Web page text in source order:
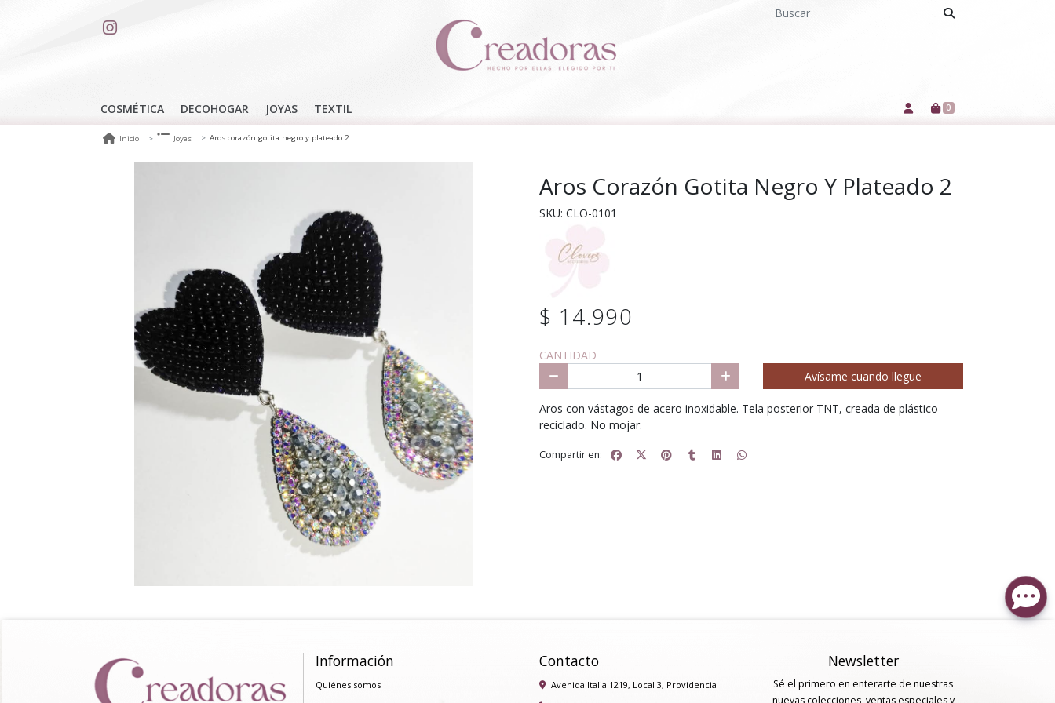
COSMÉTICA DECOHOGAR JOYAS TEXTIL 0
Inicio Joyas Aros corazón gotita negro y plateado 2
Aros Corazón Gotita Negro Y Plateado 2
SKU: CLO-0101
$ 14.990
CANTIDAD
Avísame cuando llegue
Aros con vástagos de acero inoxidable. Tela posterior TNT, creada de plástico
reciclado. No mojar.
Compartir en:
Información
Quiénes somos
Contacto
Avenida Italia 1219, Local 3, Providencia
Newsletter
Sé el primero en enterarte de nuestras
nuevas colecciones, ventas especiales y